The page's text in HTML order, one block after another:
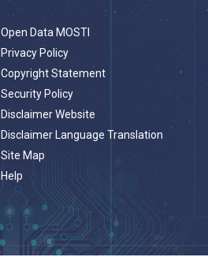
Open Data MOSTI
Privacy Policy
Copyright Statement
Security Policy
Disclaimer Website
Disclaimer Language Translation
Site Map
Help